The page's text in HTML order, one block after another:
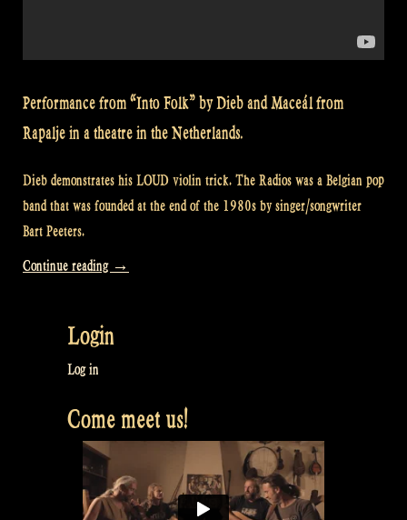
Performance from “Into Folk” by Dieb and Maceál from
Rapalje in a theatre in the Netherlands.
Dieb demonstrates his LOUD violin trick. The Radios was a Belgian pop
band that was founded at the end of the 1980s by singer/songwriter
Bart Peeters.
Continue reading “Video:
Folk
Radios”
→
Login
Log in
Come meet us!